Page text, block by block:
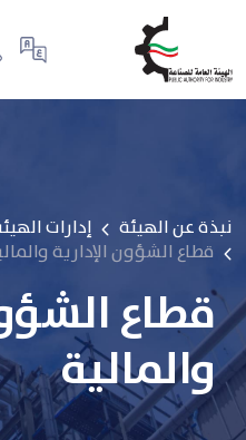
نبذة عن الهيئة
إدارات
قطاع الشؤون الإدارية
قطاع
والمالية